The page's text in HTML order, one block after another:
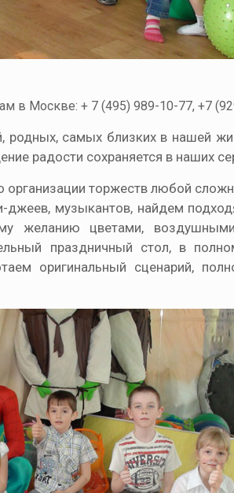
в Москве: + 7 (495) 989-10-77, +7
родных, самых близких в нашей
радости сохраняется в наших
организации торжеств любой
джеев, музыкантов, найдем
желанию цветами,
праздничный стол, в
оригинальный сценарий,